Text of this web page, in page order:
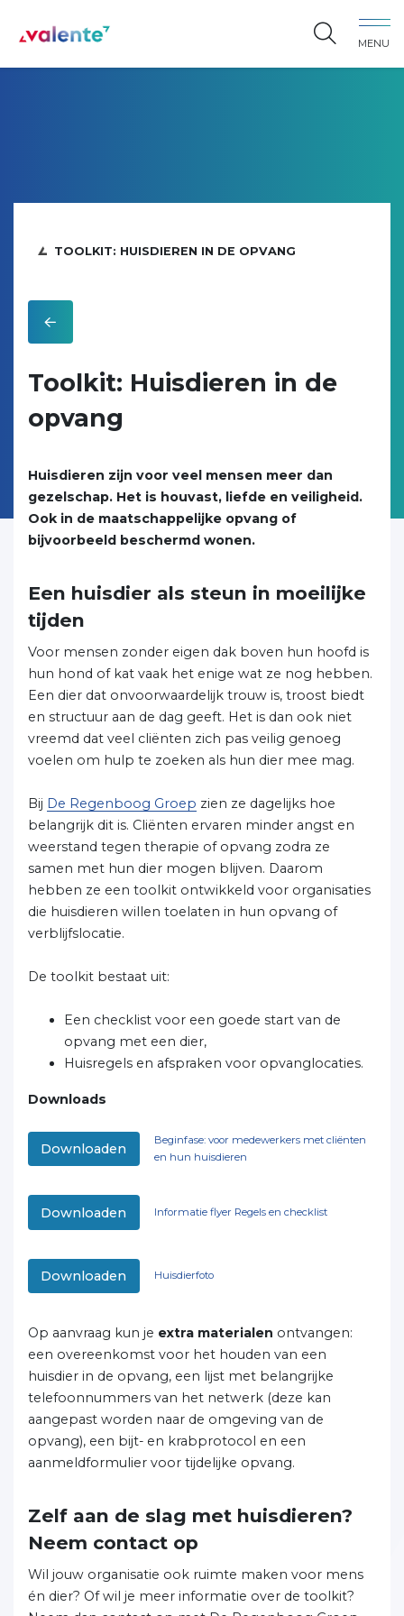
MENU
TOOLKIT: HUISDIEREN IN DE OPVANG
Toolkit: Huisdieren in de
opvang
Huisdieren zijn voor veel mensen meer dan
gezelschap. Het is houvast, liefde en veiligheid.
Ook in de maatschappelijke opvang of
bijvoorbeeld beschermd wonen.
Een huisdier als steun in moeilijke
tijden
Voor mensen zonder eigen dak boven hun hoofd is
hun hond of kat vaak het enige wat ze nog hebben.
Een dier dat onvoorwaardelijk trouw is, troost biedt
en structuur aan de dag geeft. Het is dan ook niet
vreemd dat veel cliënten zich pas veilig genoeg
voelen om hulp te zoeken als hun dier mee mag.
Bij De Regenboog Groep zien ze dagelijks hoe
belangrijk dit is. Cliënten ervaren minder angst en
weerstand tegen therapie of opvang zodra ze
samen met hun dier mogen blijven. Daarom
hebben ze een toolkit ontwikkeld voor organisaties
die huisdieren willen toelaten in hun opvang of
verblijfslocatie.
De toolkit bestaat uit:
Een checklist voor een goede start van de
opvang met een dier,
Huisregels en afspraken voor opvanglocaties.
Downloads
Beginfase: voor medewerkers met cliënten
en hun huisdieren
Downloaden
Informatie flyer Regels en checklist
Downloaden
Huisdierfoto
Downloaden
Op aanvraag kun je extra materialen ontvangen:
een overeenkomst voor het houden van een
huisdier in de opvang, een lijst met belangrijke
telefoonnummers van het netwerk (deze kan
aangepast worden naar de omgeving van de
opvang), een bijt- en krabprotocol en een
aanmeldformulier voor tijdelijke opvang.
Zelf aan de slag met huisdieren?
Neem contact op
Wil jouw organisatie ook ruimte maken voor mens
én dier? Of wil je meer informatie over de toolkit?